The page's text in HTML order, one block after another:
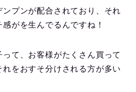
プンが配合されており、それ
がを生んでるんですね！
て、お客様がたくさん買って
をおすそ分けされる方が多い